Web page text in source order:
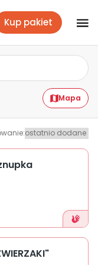
Kup pakiet
Mapa
: